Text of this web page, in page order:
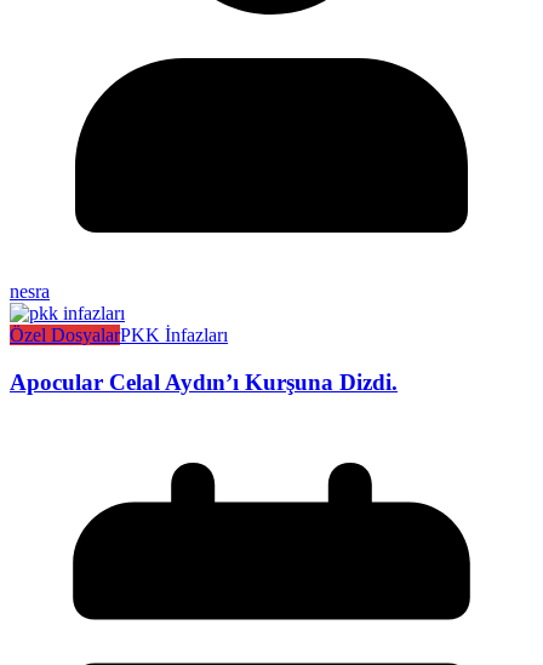
nesra
Özel DosyalarPKK İnfazları
Apocular Celal Aydın’ı Kurşuna Dizdi.